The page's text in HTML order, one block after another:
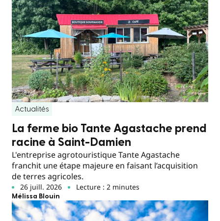
Actualités
La ferme bio Tante Agastache prend
racine à Saint-Damien
L'entreprise agrotouristique Tante Agastache
franchit une étape majeure en faisant l’acquisition
de terres agricoles.
26 juill. 2026 Lecture : 2 minutes
Mélissa Blouin